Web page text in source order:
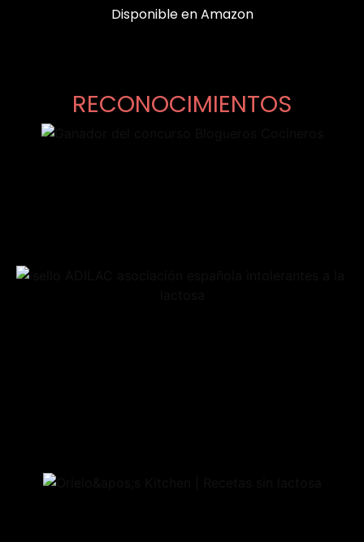
Disponible en Amazon
RECONOCIMIENTOS